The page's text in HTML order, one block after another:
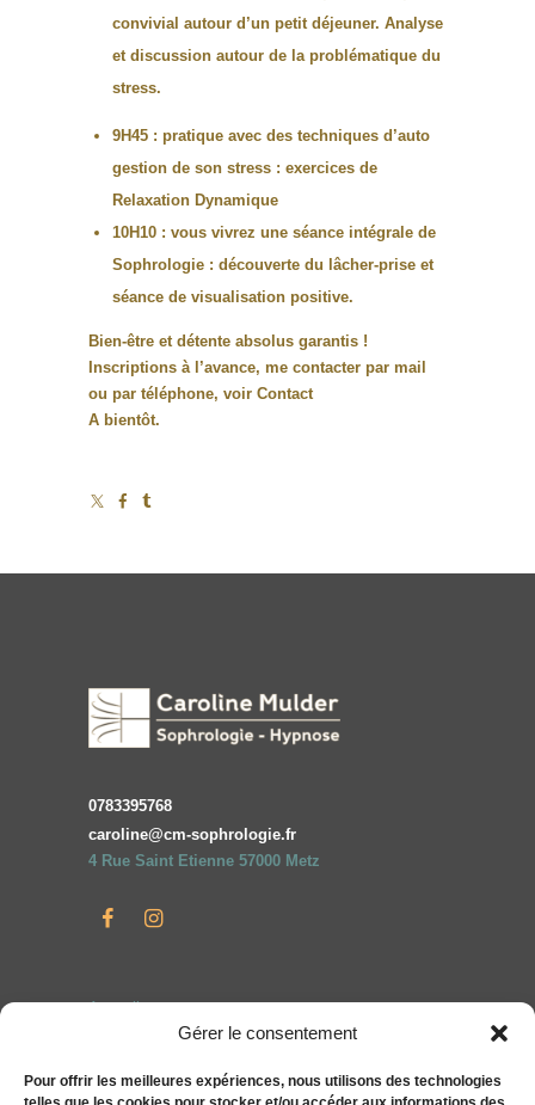
Gérer le consentement
Pour offrir les meilleures expériences, nous utilisons des technologies
convivial autour d’un petit déjeuner. Analyse
et discussion autour de la problématique du
stress.
9H45 : pratique avec des techniques d’auto
gestion de son stress : exercices de
Relaxation Dynamique
10H10 : vous vivrez une séance intégrale de
Sophrologie : découverte du lâcher-prise et
séance de visualisation positive.
Bien-être et détente absolus garantis !
Inscriptions à l’avance, me contacter par mail
ou par téléphone, voir Contact
A bientôt.
0783395768
caroline@cm-sophrologie.fr
4 Rue Saint Etienne 57000 Metz
Accueil
Entreprises